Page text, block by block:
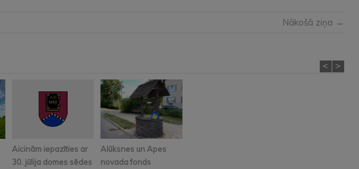
Nākošā ziņa →
Aicinām iepazīties ar
30. jūlija domes sēdes
Alūksnes un Apes
novada fonds
< >